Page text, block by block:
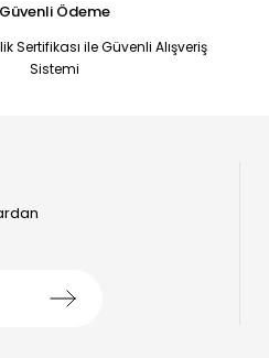
Güvenli Ödeme
Sertifikası ile Güvenli Alışveriş
Sistemi